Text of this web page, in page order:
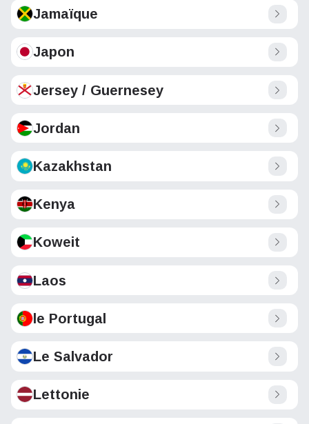
Jamaïque
Japon
Jersey / Guernesey
Jordan
Kazakhstan
Kenya
Koweit
Laos
le Portugal
Le Salvador
Lettonie